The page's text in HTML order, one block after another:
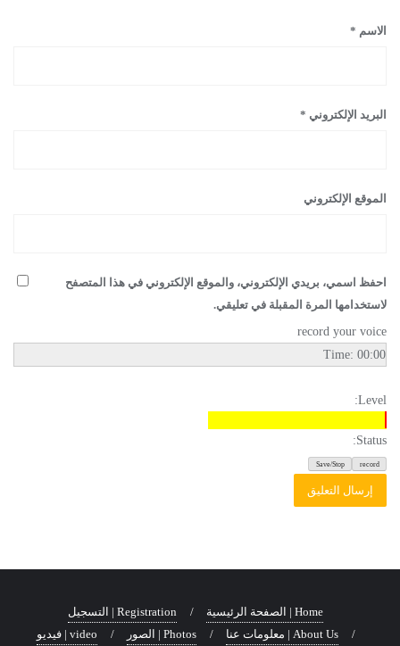
الاسم *
البريد الإلكتروني *
الموقع الإلكتروني
احفظ اسمي، بريدي الإلكتروني، والموقع الإلكتروني في هذا المتصفح
لاستخدامها المرة المقبلة في تعليقي.
record your voice
Time: 00:00
Level:
Status:
Home | الصفحة الرئيسية
Registration | التسجيل
About Us | معلومات عنا
Photos | الصور video | فيديو